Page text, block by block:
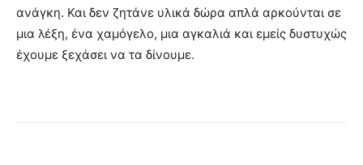
ανάγκη. Και δεν ζητάνε υλικά δώρα απλά αρκούνται σε
μια λέξη, ένα χαμόγελο, μια αγκαλιά και εμείς δυστυχώς
έχουμε ξεχάσει να τα δίνουμε.